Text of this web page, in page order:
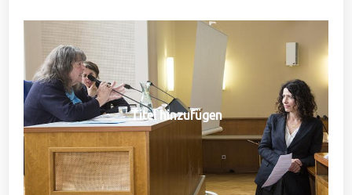
Titel hinzufügen